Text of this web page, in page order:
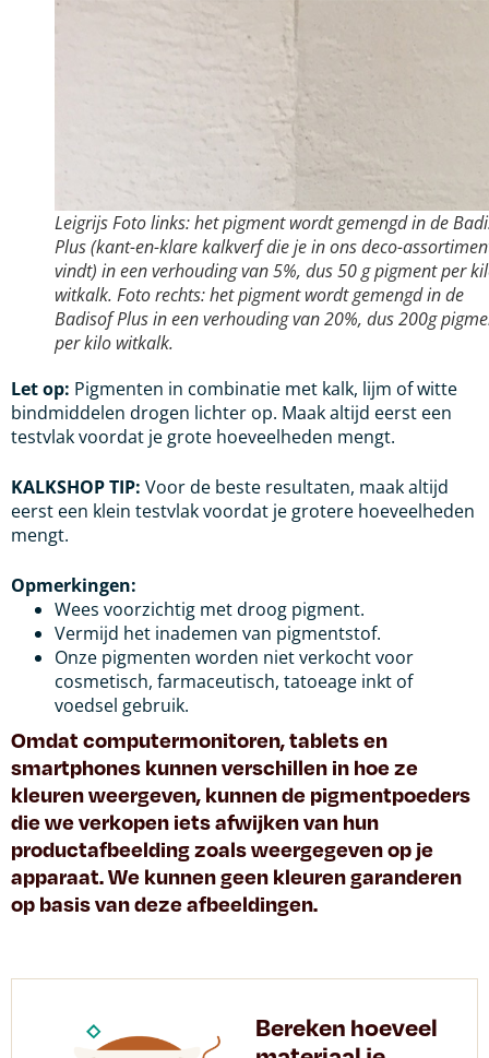
Leigrijs Foto links: het pigment wordt gemengd in de
Plus (kant-en-klare kalkverf die je in ons deco-
vindt) in een verhouding van 5%, dus 50 g pigment per
witkalk. Foto rechts: het pigment wordt gemengd in de
Badisof Plus in een verhouding van 20%, dus 200g
per kilo witkalk.
Let op: Pigmenten in combinatie met kalk, lijm of witte
bindmiddelen drogen lichter op. Maak altijd eerst een
testvlak voordat je grote hoeveelheden mengt.
KALKSHOP TIP: Voor de beste resultaten, maak altijd
eerst een klein testvlak voordat je grotere hoeveelheden
mengt.
Opmerkingen:
Wees voorzichtig met droog pigment.
Vermijd het inademen van pigmentstof.
Onze pigmenten worden niet verkocht voor
cosmetisch, farmaceutisch, tatoeage inkt of
voedsel gebruik.
Omdat computermonitoren, tablets en
smartphones kunnen verschillen in hoe ze
kleuren weergeven, kunnen de pigmentpoeders
die we verkopen iets afwijken van hun
productafbeelding zoals weergegeven op je
apparaat. We kunnen geen kleuren garanderen
op basis van deze afbeeldingen.
Bereken hoeveel